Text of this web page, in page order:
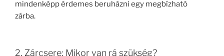
mindenképp érdemes beruházni egy megbízható
zárba.
2. Zárcsere: Mikor van rá szükség?